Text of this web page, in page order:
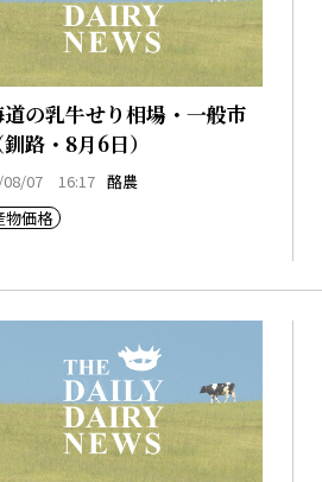
の乳牛せり相場・一般市
路・8月6日）
08/07 16:17 酪農
物価格